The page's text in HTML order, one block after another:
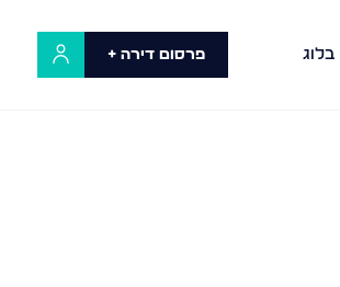
בלוג פרסום דירה +